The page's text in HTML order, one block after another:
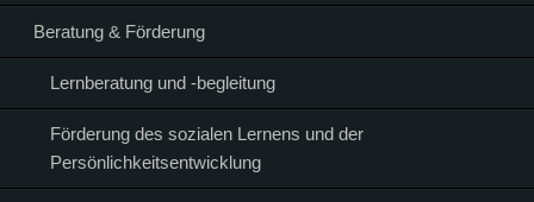
Beratung & Förderung
Lernberatung und -begleitung
Förderung des sozialen Lernens und der
Persönlichkeitsentwicklung